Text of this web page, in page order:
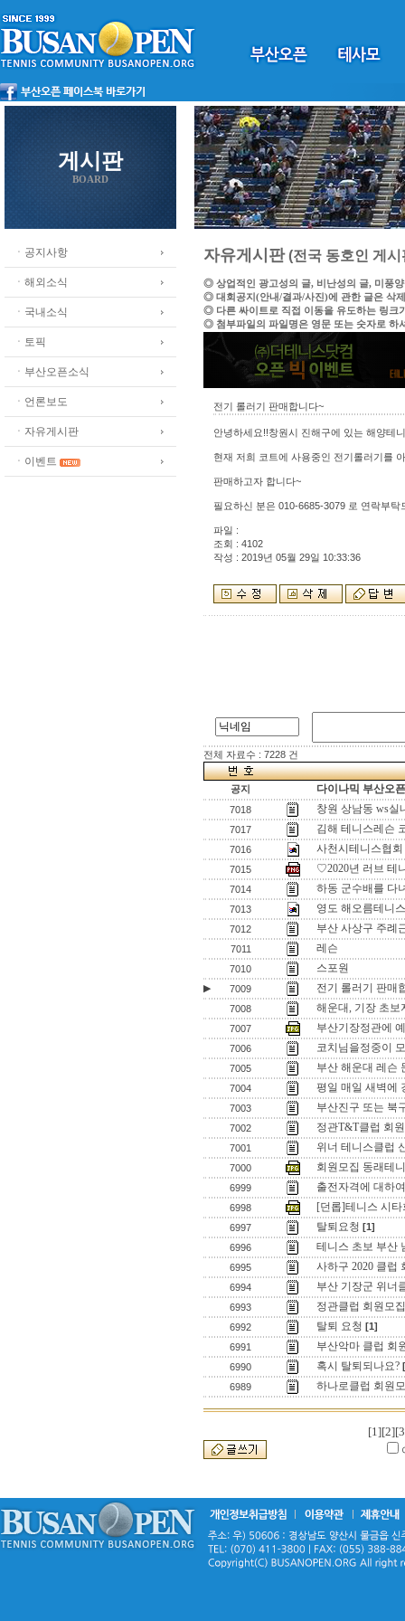
게시판
BOARD
ㆍ공지사항
ㆍ해외소식
ㆍ국내소식
ㆍ토픽
ㆍ부산오픈소식
ㆍ언론보도
ㆍ자유게시판
ㆍ이벤트
자유게시판(전국 동호인 게시
◎ 상업적인 광고성의 글, 비난성의 글, 미풍
◎ 대회공지(안내/결과/사진)에 관한 글은 삭
◎ 다른 싸이트로 직접 이동을 유도하는 링크
◎ 첨부파일의 파일명은 영문 또는 숫자로 하
전기 롤러기 판매합니다~
안녕하세요!!창원시 진해구에 있는 해양테
현재 저희 코트에 사용중인 전기롤러기를
판매하고자 합니다~
필요하신 분은 010-6685-3079 로 연락부탁
파일 :
조회 : 4102
작성 : 2019년 05월 29일 10:33:36
전체 자료수 : 7228 건
공지 다이나믹 부산오
7018 창원 상남동 ws실
7017 김해 테니스레슨
7016 사천시테니스협
7015 ♡2020년 러브 테
7014 하동 군수배를 다
7013 영도 해오름테니
7012 부산 사상구 주례
7011 레슨
7010 스포원
▶ 7009 전기 롤러기 판매
7008 해운대, 기장 초보
7007 부산기장정관에
7006 코치님을정중이
7005 부산 해운대 레슨
7004 평일 매일 새벽에
7003 부산진구 또는 북
7002 정관T&T클럽 회
7001 위너 테니스클럽
7000 회원모집 동래테
6999 출전자격에 대하여
6998 [던롭]테니스 시
6997 탈퇴요청 [1]
6996
테니스 초보 부산
6995 사하구 2020 클럽
6994 부산 기장군 위너
6993 정관클럽 회원모
6992 탈퇴 요청 [1]
6991
부산악마 클럽 회
6990 혹시 탈퇴되나요?
6989
하나로클럽 회원
[1][2]